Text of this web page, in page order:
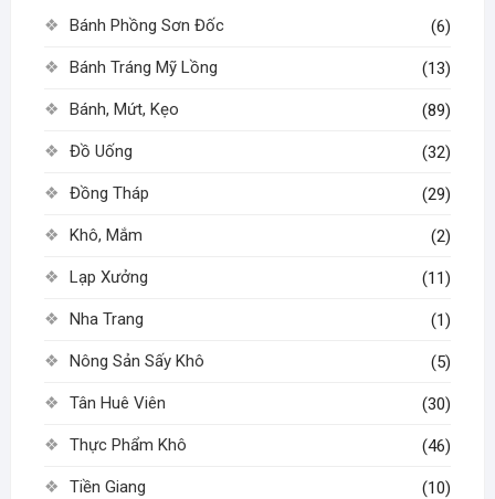
được
chọn
trang
Bánh Phồng Sơn Đốc (6)
Bánh Tráng Mỹ Lồng (13)
Bánh, Mứt, Kẹo (89)
Đồ Uống (32)
Đồng Tháp (29)
Khô, Mắm (2)
Lạp Xưởng (11)
Nha Trang (1)
Nông Sản Sấy Khô (5)
Tân Huê Viên (30)
Thực Phẩm Khô (46)
Tiền Giang (10)